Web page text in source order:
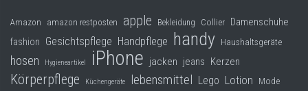
Amazon amazon restposten apple Bekleidung Collier Damenschuhe
fashion Gesichtspflege Handpflege handy Haushaltsgeräte
hosen Hygieneartikel iPhone jacken jeans Kerzen
Körperpflege Küchengeräte lebensmittel Lego Lotion Mode